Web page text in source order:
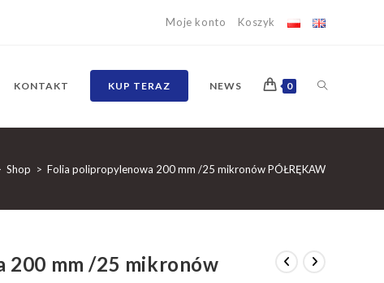
Moje konto Koszyk
KONTAKT KUP TERAZ NEWS 0 TOGGLE
WEBSITE
Shop > Folia polipropylenowa 200 mm /25 mikronów PÓŁRĘKAW
200 mm /25 mikronów